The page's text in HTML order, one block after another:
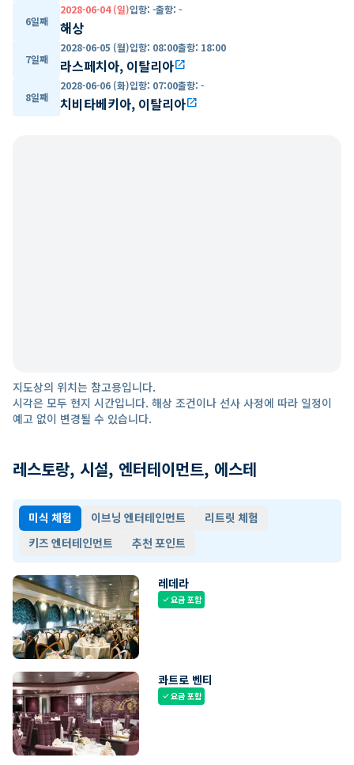
6일째
2028-06-04 (일)입항: -출항: -
해상
7일째
2028-06-05 (월)입항: 08:00출항: 18:00
라스페치아, 이탈리아open_in_new
8일째
2028-06-06 (화)입항: 07:00출항: -
치비타베키아, 이탈리아open_in_new
지도상의 위치는 참고용입니다.
시각은 모두 현지 시간입니다. 해상 조건이나 선사 사정에 따라 일정이
예고 없이 변경될 수 있습니다.
레스토랑, 시설, 엔터테이먼트, 에스테
미식 체험 이브닝 엔터테인먼트
리트릿 체험
키즈 엔터테인먼트
추천 포인트
레데라
check요금 포함
콰트로 벤티
check요금 포함